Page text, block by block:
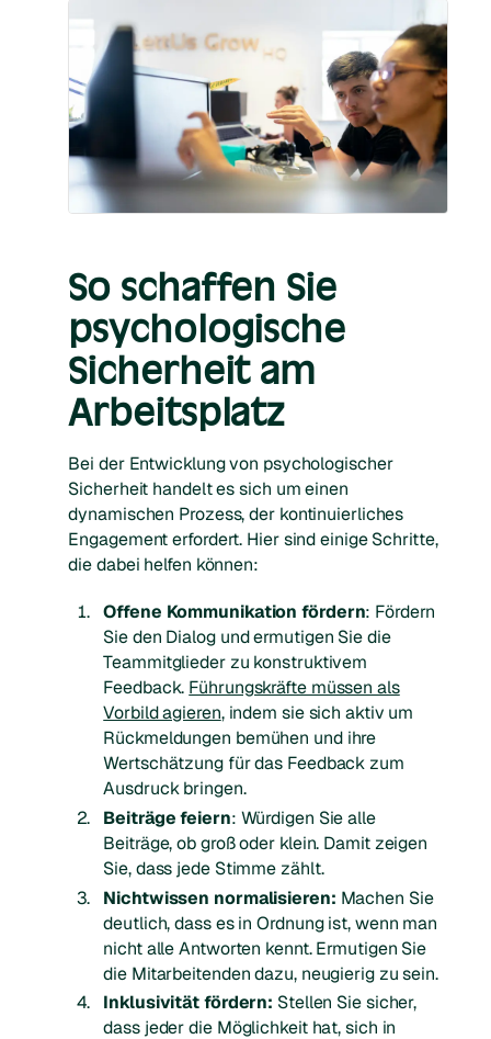
So schaffen Sie
psychologische
Sicherheit am
Arbeitsplatz
Bei der Entwicklung von psychologischer
Sicherheit handelt es sich um einen
dynamischen Prozess, der kontinuierliches
Engagement erfordert. Hier sind einige Schritte,
die dabei helfen können:
Offene Kommunikation fördern: Fördern
Sie den Dialog und ermutigen Sie die
Teammitglieder zu konstruktivem
Feedback. Führungskräfte müssen als
Vorbild agieren, indem sie sich aktiv um
Rückmeldungen bemühen und ihre
Wertschätzung für das Feedback zum
Ausdruck bringen.
Beiträge feiern: Würdigen Sie alle
Beiträge, ob groß oder klein. Damit zeigen
Sie, dass jede Stimme zählt.
Nichtwissen normalisieren: Machen Sie
deutlich, dass es in Ordnung ist, wenn man
nicht alle Antworten kennt. Ermutigen Sie
die Mitarbeitenden dazu, neugierig zu sein.
Inklusivität fördern: Stellen Sie sicher,
dass jeder die Möglichkeit hat, sich in